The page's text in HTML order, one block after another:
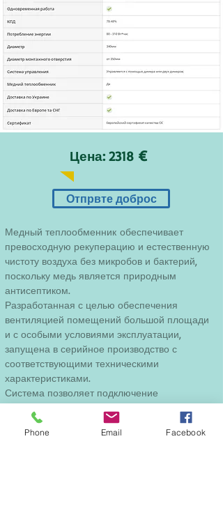
Цена: 2318€
Отпрвте доброс
Медный теплообменник обеспечивает
превосходную рекуперацию и естественную
чистоту воздуха без микробов и бактерий,
поскольку медь является природным
антисептиком.
Разработанная с целью обеспечения
вентиляцией помещений большой площади
и с особыми условиями эксплуатации,
запущена в серийное производство с
соответствующими техническими
характеристиками.
Система позволяет подключение
разветвленных приточных и вытяжных
каналов (ΣΔР≤ 350Pa).
Данная система изготавливается как в
Phone Email Facebook